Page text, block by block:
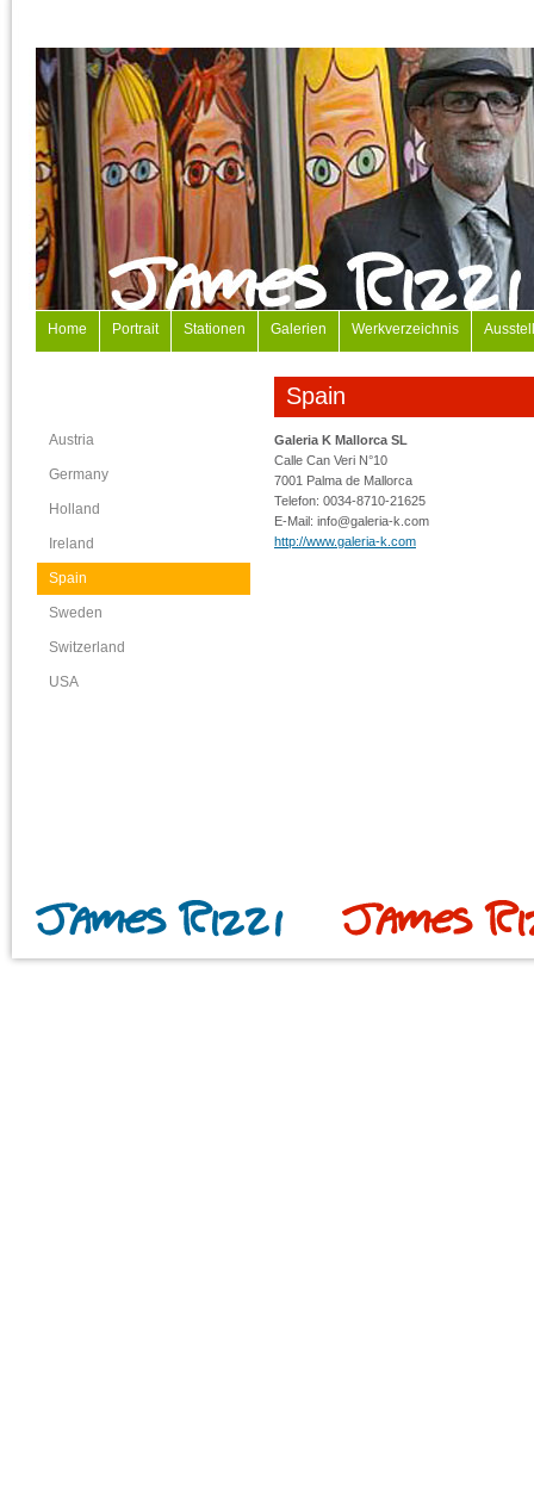
Home Portrait Stationen Galerien Werkverzeichnis
Austria
Germany
Holland
Ireland
Spain
Sweden
Switzerland
USA
Spain
Galeria K Mallorca SL
Calle Can Veri N°10
7001 Palma de Mallorca
Telefon: 0034-8710-21625
E-Mail: info@galeria-k.com
http://www.galeria-k.com